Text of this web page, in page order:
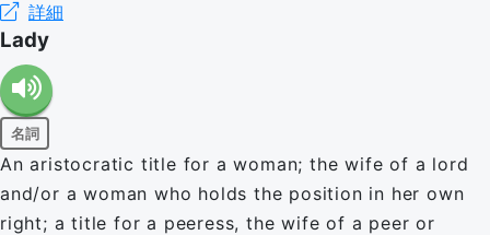
詳細
Lady
名詞
An aristocratic title for a woman; the wife of a lord
and/or a woman who holds the position in her own
right; a title for a peeress, the wife of a peer or